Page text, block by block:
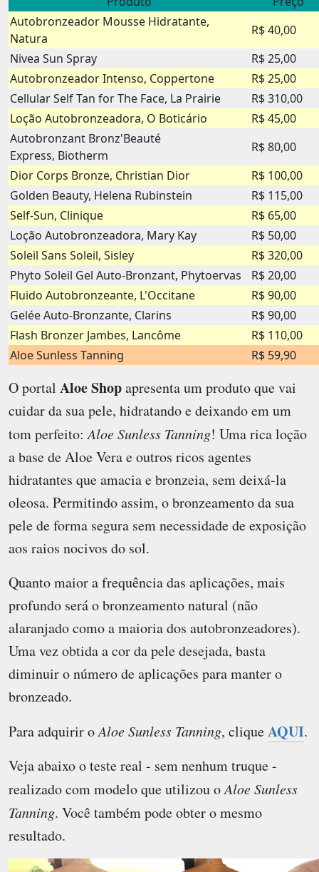
Autobronzeador Mousse Hidratante,
Natura
R$ 40,00
Nivea Sun Spray
R$ 25,00
Autobronzeador Intenso, Coppertone
R$ 25,00
Cellular Self Tan for The Face, La Prairie
R$ 310,00
Loção Autobronzeadora, O Boticário
R$ 45,00
Autobronzant Bronz'Beauté
Express, Biotherm
R$ 80,00
Dior Corps Bronze, Christian Dior
R$ 100,00
Golden Beauty, Helena Rubinstein
R$ 115,00
Self-Sun, Clinique
R$ 65,00
Loção Autobronzeadora, Mary Kay
R$ 50,00
Soleil Sans Soleil, Sisley
R$ 320,00
Phyto Soleil Gel Auto-Bronzant, Phytoervas
R$ 20,00
Fluido Autobronzeante, L'Occitane
R$ 90,00
Gelée Auto-Bronzante, Clarins
R$ 90,00
Flash Bronzer Jambes, Lancôme
R$ 110,00
Aloe Sunless Tanning
R$ 59,90
O portal Aloe Shopapresenta um produto que vai
cuidar da sua pele, hidratando e deixando em um
tom perfeito:Aloe Sunless Tanning! Uma rica loção
a base de Aloe Vera e outros ricos agentes
hidratantes que amacia e bronzeia, sem deixá-la
oleosa. Permitindo assim, o bronzeamento da sua
pele de forma segura sem necessidade de exposição
aos raios nocivos do sol.
Quanto maior a frequência das aplicações, mais
profundo será o bronzeamento natural (não
alaranjado como a maioria dos autobronzeadores).
Uma vez obtida a cor da pele desejada, basta
diminuir o número de aplicações para manter o
bronzeado.
Para adquirir oAloe Sunless Tanning, cliqueAQUI.
Veja abaixo o teste real - sem nenhum truque -
realizado com modelo que utilizou oAloe Sunless
Tanning. Você também pode obter o mesmo
resultado.